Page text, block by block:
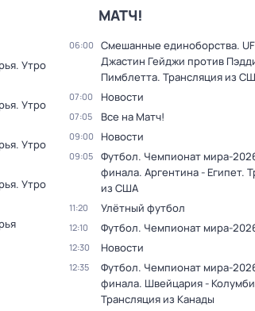
Утро
Утро
Утро
Утро
МАТЧ!
06:00
Смешанные единоборства.
Джастин Гейджи против
Пимблетта. Трансляция из
07:00 Новости
07:05 Все на Матч!
09:00 Новости
09:05
Футбол. Чемпионат мира-
финала. Аргентина - Египет.
из США
11:20 Улётный футбол
12:10 Футбол. Чемпионат мира-
12:30 Новости
12:35
Футбол. Чемпионат мира-
финала. Швейцария -
Трансляция из Канады